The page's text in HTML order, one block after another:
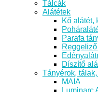
Tálcák
Alátétek
Kő alátét,
Parafa
Díszítő
Tányérok,
MAIA
Luminarc